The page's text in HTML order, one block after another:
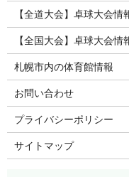
【全道大会】卓球大会情
【全国大会】卓球大会情
札幌市内の体育館情報
お問い合わせ
プライバシーポリシー
サイトマップ